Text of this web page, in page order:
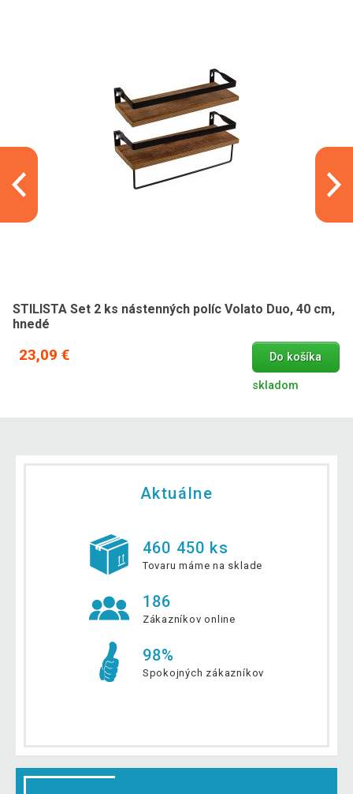
STILISTA Set 2 ks nástenných políc Volato Duo, 40 cm,
hnedé
23,09 € Do košíka
skladom
Aktuálne
460 450 ks
Tovaru máme na sklade
186
Zákazníkov online
98%
Spokojných zákazníkov